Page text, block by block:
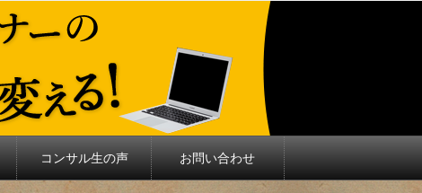
コンサル生の声 お問い合わせ